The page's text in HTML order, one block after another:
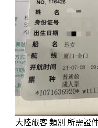
大陸旅客 類別 所需證